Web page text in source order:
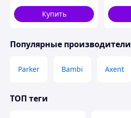
Купить
Популярные производители
Parker Bambi Axent
ТОП теги